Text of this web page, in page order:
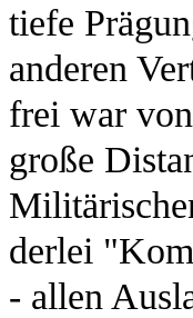
tiefe
anderen
frei war
große
derlei
- allen